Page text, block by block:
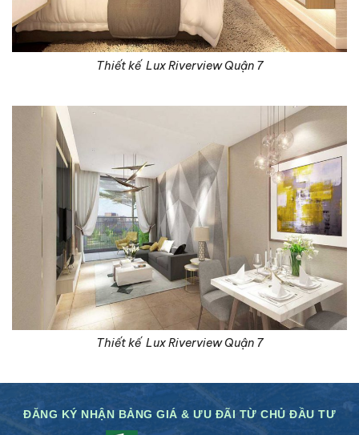
Thiết kế Lux Riverview Quận 7
Thiết kế Lux Riverview Quận 7
ĐĂNG KÝ NHẬN BẢNG GIÁ & ƯU ĐÃI TỪ CHỦ ĐẦU TƯ